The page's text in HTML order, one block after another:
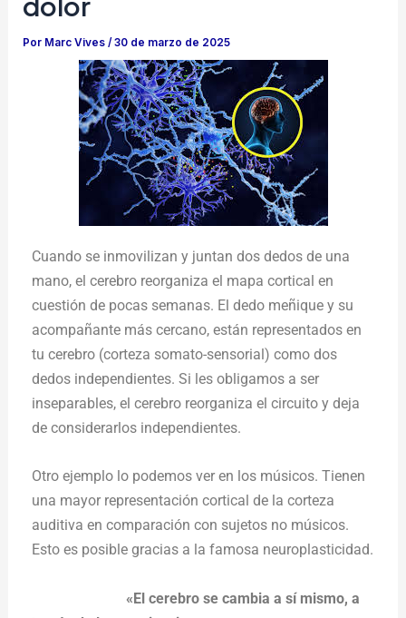
Por Marc Vives/30 de marzo de 2025
Cuando se inmovilizan y juntan dos dedos de una
mano, el cerebro reorganiza el mapa cortical en
cuestión de pocas semanas. El dedo meñique y su
acompañante más cercano, están representados en
tu cerebro (corteza somato-sensorial) como dos
dedos independientes. Si les obligamos a ser
inseparables, el cerebro reorganiza el circuito y deja
de considerarlos independientes.
Otro ejemplo lo podemos ver en los músicos. Tienen
una mayor representación cortical de la corteza
auditiva en comparación con sujetos no músicos.
Esto es posible gracias a la famosa neuroplasticidad.
«El cerebro se cambia a sí mismo, a